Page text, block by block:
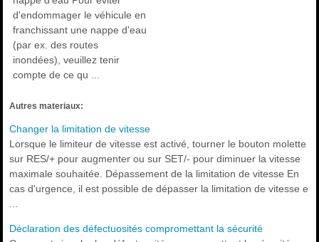
d'endommager le véhicule en
franchissant une nappe d'eau
(par ex. des routes
inondées), veuillez tenir
compte de ce qu ...
Autres materiaux:
Changer la limitation de vitesse
Lorsque le limiteur de vitesse est activé, tourner le bouton molette
sur RES/+ pour augmenter ou sur SET/- pour diminuer la vitesse
maximale souhaitée. Dépassement de la limitation de vitesse En
cas d'urgence, il est possible de dépasser la limitation de vitesse e
Déclaration des défectuosités compromettant la sécurité